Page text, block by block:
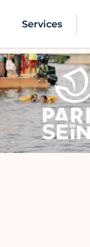
Services